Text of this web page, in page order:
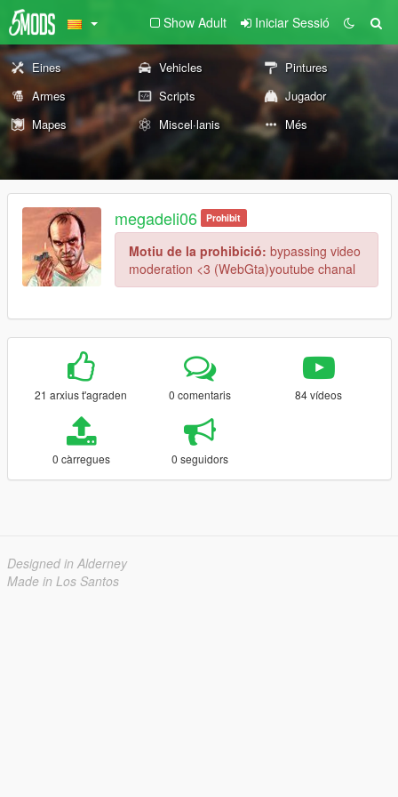
Show Adult Iniciar Sessió
Eines Vehicles
Pintures
Armes
Scripts
Jugador
Mapes
Miscel·lanis Més
megadeli06 Prohibit
Motiu de la prohibició: bypassing video
moderation <3 (WebGta)youtube chanal
21 arxius t'agraden 0 comentaris 84 vídeos
0 càrregues 0 seguidors
Designed in Alderney
Made in Los Santos